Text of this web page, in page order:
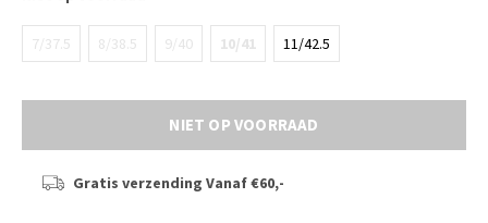
7/37.5 8/38.5 9/40 10/41 11/42.5
NIET OP VOORRAAD
Gratis verzending Vanaf €60,-